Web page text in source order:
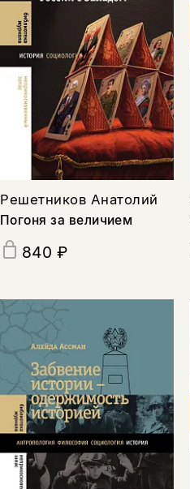
Решетников Анатолий
Погоня за величием
840 ₽